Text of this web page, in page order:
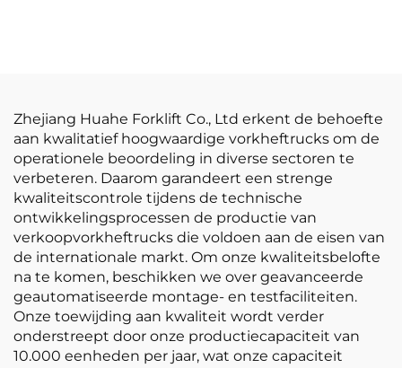
Zhejiang Huahe Forklift Co., Ltd erkent de behoefte
aan kwalitatief hoogwaardige vorkheftrucks om de
operationele beoordeling in diverse sectoren te
verbeteren. Daarom garandeert een strenge
kwaliteitscontrole tijdens de technische
ontwikkelingsprocessen de productie van
verkoopvorkheftrucks die voldoen aan de eisen van
de internationale markt. Om onze kwaliteitsbelofte
na te komen, beschikken we over geavanceerde
geautomatiseerde montage- en testfaciliteiten.
Onze toewijding aan kwaliteit wordt verder
onderstreept door onze productiecapaciteit van
10.000 eenheden per jaar, wat onze capaciteit